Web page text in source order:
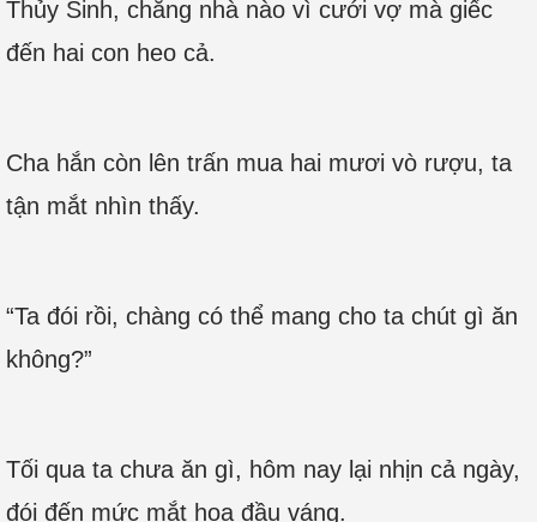
Thủy Sinh, chẳng nhà nào vì cưới vợ mà giếc
đến hai con heo cả.
Cha hắn còn lên trấn mua hai mươi vò rượu, ta
tận mắt nhìn thấy.
“Ta đói rồi, chàng có thể mang cho ta chút gì ăn
không?”
Tối qua ta chưa ăn gì, hôm nay lại nhịn cả ngày,
đói đến mức mắt hoa đầu váng.